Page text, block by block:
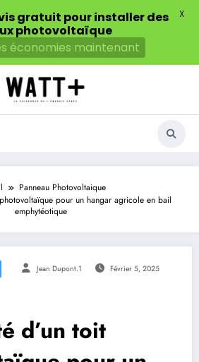
Panneau Photovoltaique
pour un hangar agricole en bail
emphytéotique
Jean Dupont.1 Février 5, 2025
d’un toit
gratuit pour installer des
photovoltaïque
économies maintenant
X